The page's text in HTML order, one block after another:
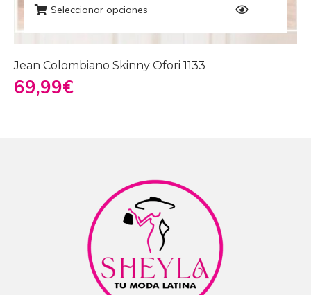
Seleccionar opciones
Jean Colombiano Skinny Ofori 1133
69,99€